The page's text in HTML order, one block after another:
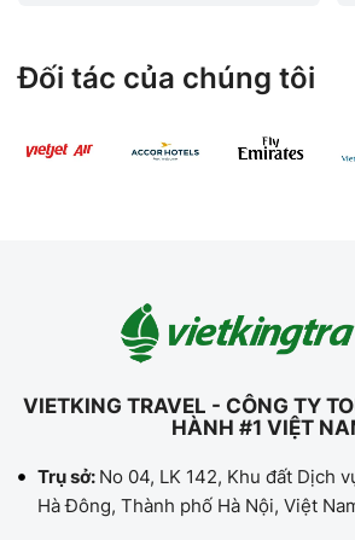
Đối tác của chúng tôi
VIETKING TRAVEL - CÔNG TY
HÀNH #1 VIỆT
Trụ sở: No 04, LK 142, Khu đất Dịch
Hà Đông, Thành phố Hà Nội, Việt